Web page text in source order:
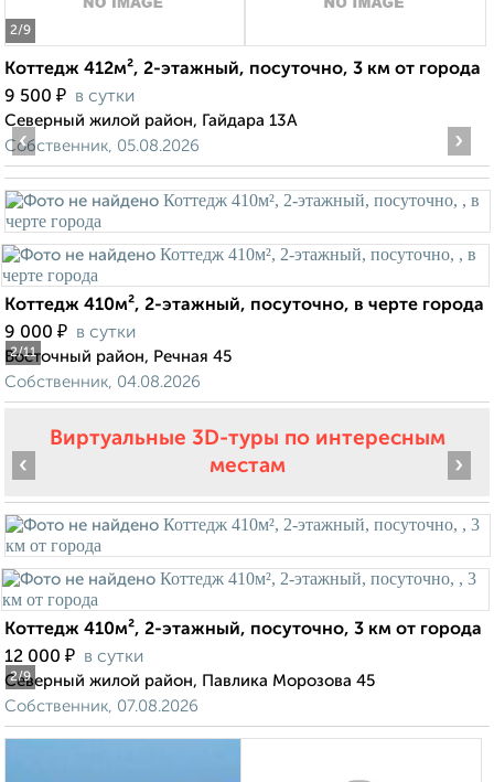
2/9
Коттедж 412м², 2-этажный, посуточно, 3 км от города
9 500 ₽ в сутки
Северный жилой район, Гайдара 13А
Собственник, 05.08.2026
2/11
‹ ›
Коттедж 410м², 2-этажный, посуточно, в черте города
9 000 ₽ в сутки
Восточный район, Речная 45
Собственник, 04.08.2026
Виртуальные 3D-туры по интересным
местам
2/9
‹ ›
Коттедж 410м², 2-этажный, посуточно, 3 км от города
12 000 ₽ в сутки
Северный жилой район, Павлика Морозова 45
Собственник, 07.08.2026